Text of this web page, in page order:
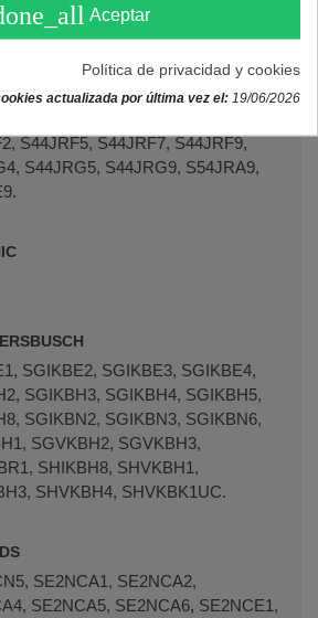
S44JRA5, S44JRA9, S44JRB2,
S44JRB9, S44JRC2, S44JRC5,
S44JRF5, S44JRF7, S44JRF9,
S44JRG5, S44JRG9, S54JRA9,
SGIKBE2, SGIKBE3, SGIKBE4,
SGIKBH3, SGIKBH4, SGIKBH5,
SGIKBN2, SGIKBN3, SGIKBN6,
SGVKBH2, SGVKBH3,
SHIKBH8, SHVKBH1,
SHVKBH4, SHVKBK1UC.
SE2NCA1, SE2NCA2,
SE2NCA5, SE2NCA6, SE2NCE1,
Aceptar
Política de privacidad y cookies
actualizada por última vez el: 19/06/2026